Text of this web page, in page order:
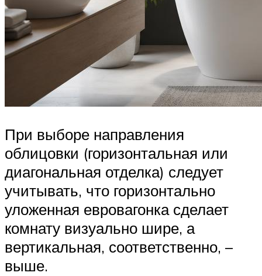
При выборе направления
облицовки (горизонтальная или
диагональная отделка) следует
учитывать, что горизонтально
уложенная евровагонка сделает
комнату визуально шире, а
вертикальная, соответственно, –
выше.